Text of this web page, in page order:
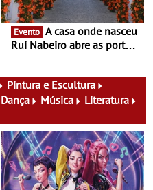
Evento
Rui Nabeiro abre as portas
Festas decorrem entre 8 e
16 de agosto
Pintura e Escultura
Dança Música
Literatura